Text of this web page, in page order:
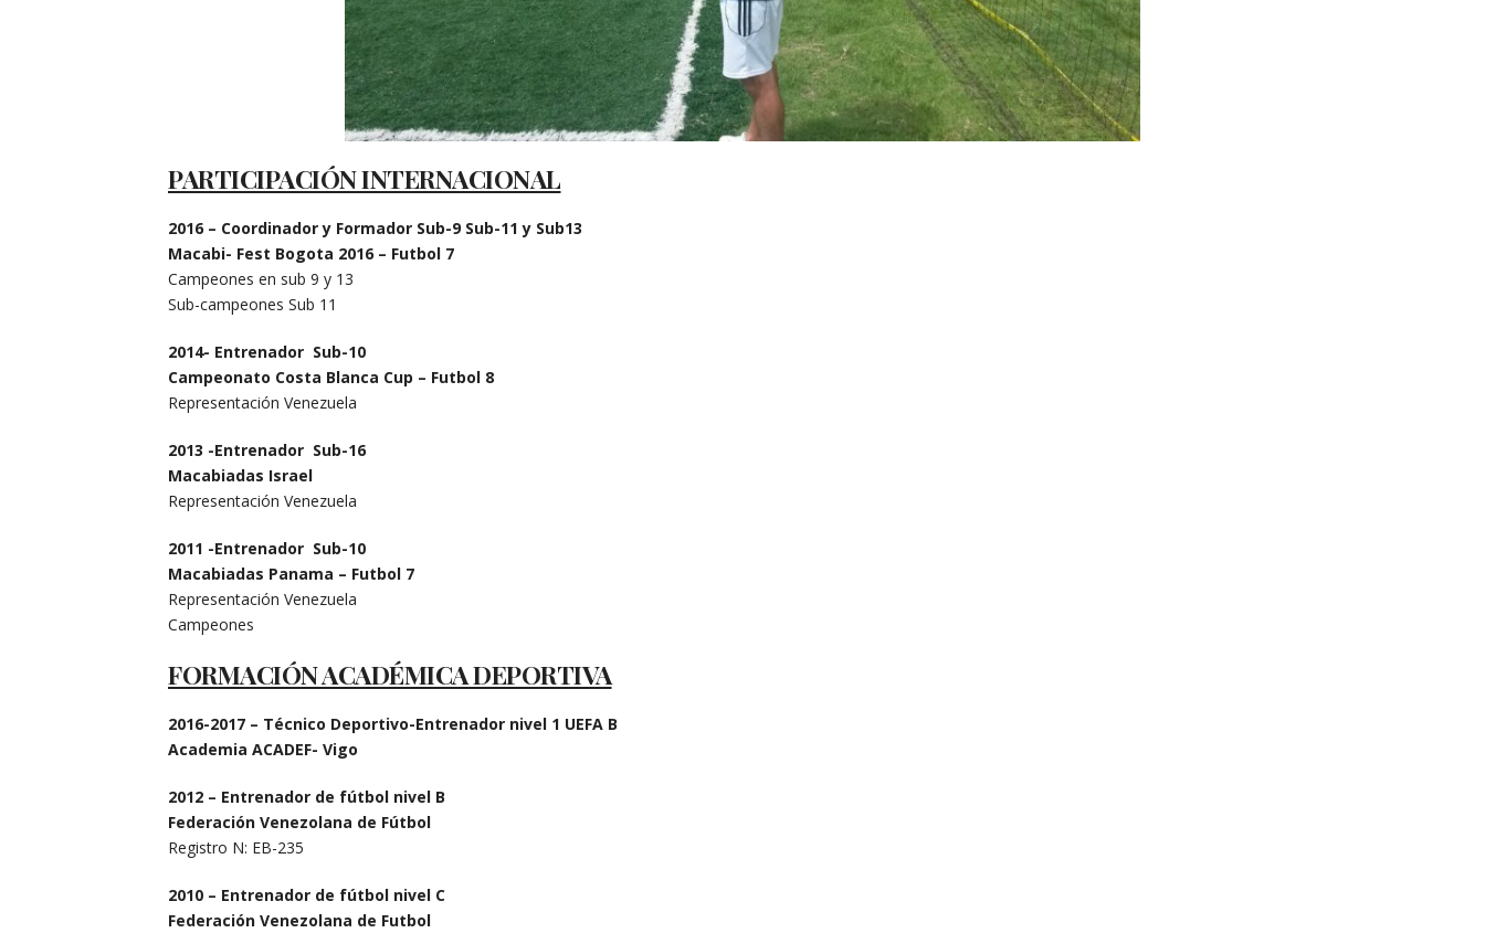
PARTICIPACIÓN INTERNACIONAL
2016 – Coordinador y Formador Sub-9 Sub-11 y Sub13
Macabi- Fest Bogota 2016 – Futbol 7
Campeones en sub 9 y 13
Sub-campeones Sub 11
2014- Entrenador Sub-10
Campeonato Costa Blanca Cup – Futbol 8
Representación Venezuela
2013 -Entrenador Sub-16
Macabiadas Israel
Representación Venezuela
2011 -Entrenador Sub-10
Macabiadas Panama – Futbol 7
Representación Venezuela
Campeones
FORMACIÓN ACADÉMICA DEPORTIVA
2016-2017 – Técnico Deportivo-Entrenador nivel 1 UEFA B
Academia ACADEF- Vigo
2012 – Entrenador de fútbol nivel B
Federación Venezolana de Fútbol
Registro N: EB-235
2010 – Entrenador de fútbol nivel C
Federación Venezolana de Futbol